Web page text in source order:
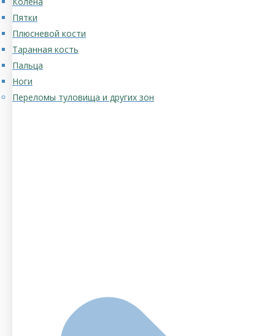
Пятки
Плюсневой кости
Таранная кость
Пальца
Ноги
Переломы туловища и других зон